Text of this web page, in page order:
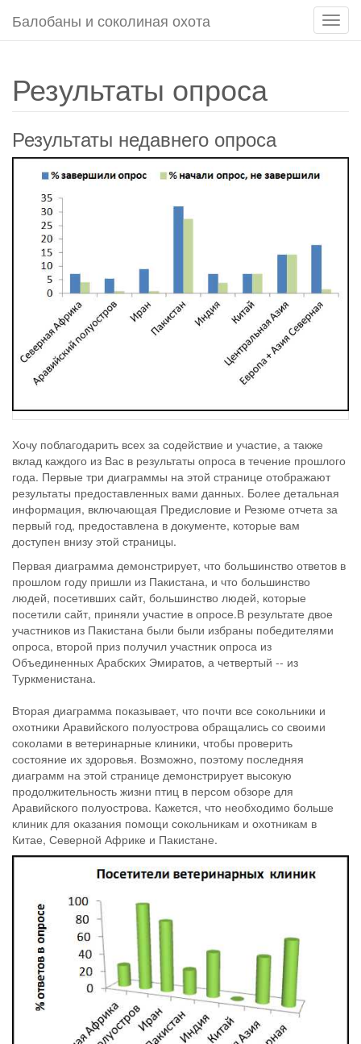
Балобаны и соколиная охота
Результаты опроса
Результаты недавнего опроса
Хочу поблагодарить всех за содействие и участие, а также
вклад каждого из Вас в результаты опроса в течение прошлого
года. Первые три диаграммы на этой странице отображают
результаты предоставленных вами данных. Более детальная
информация, включающая Предисловие и Резюме отчета за
первый год, предоставлена в документе, которые вам
доступен внизу этой страницы.
Первая диаграмма демонстрирует, что большинство ответов в
прошлом году пришли из Пакистана, и что большинство
людей, посетивших сайт, большинство людей, которые
посетили сайт, приняли участие в опросе.В результате двое
участников из Пакистана были были избраны победителями
опроса, второй приз получил участник опроса из
Объединенных Арабских Эмиратов, а четвертый -- из
Туркменистана.
Вторая диаграмма показывает, что почти все сокольники и
охотники Аравийского полуострова обращались со своими
соколами в ветеринарные клиники, чтобы проверить
состояние их здоровья. Возможно, поэтому последняя
диаграмм на этой странице демонстрирует высокую
продолжительность жизни птиц в персом обзоре для
Аравийского полуострова. Кажется, что необходимо больше
клиник для оказания помощи сокольникам и охотникам в
Китае, Северной Африке и Пакистане.